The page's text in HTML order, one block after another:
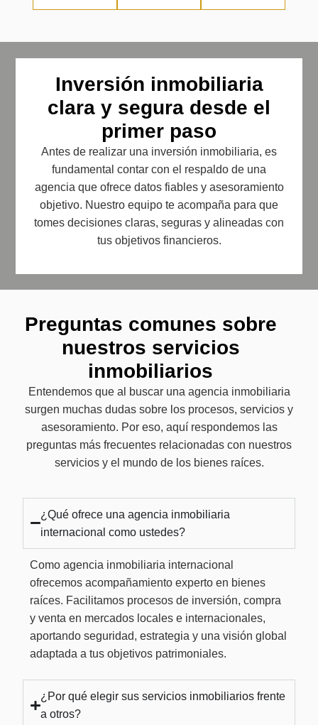
Inversión inmobiliaria
clara y segura desde el
primer paso
Antes de realizar una inversión inmobiliaria, es
fundamental contar con el respaldo de una
agencia que ofrece datos fiables y asesoramiento
objetivo. Nuestro equipo te acompaña para que
tomes decisiones claras, seguras y alineadas con
tus objetivos financieros.
Preguntas comunes sobre
nuestros servicios
inmobiliarios
Entendemos que al buscar una agencia inmobiliaria
surgen muchas dudas sobre los procesos, servicios y
asesoramiento. Por eso, aquí respondemos las
preguntas más frecuentes relacionadas con nuestros
servicios y el mundo de los bienes raíces.
¿Qué ofrece una agencia inmobiliaria
internacional como ustedes?
Como agencia inmobiliaria internacional
ofrecemos acompañamiento experto en bienes
raíces. Facilitamos procesos de inversión, compra
y venta en mercados locales e internacionales,
aportando seguridad, estrategia y una visión global
adaptada a tus objetivos patrimoniales.
¿Por qué elegir sus servicios inmobiliarios frente
a otros?